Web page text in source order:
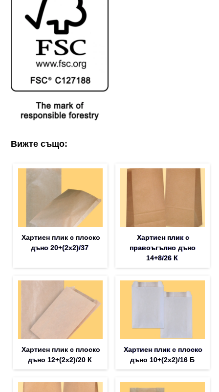
Вижте също:
Хартиен плик с плоско
дъно 20+(2х2)/37
Хартиен плик с
правоъгълно дъно
14+8/26 К
Хартиен плик с плоско
дъно 12+(2х2)/20 К
Хартиен плик с плоско
дъно 10+(2х2)/16 Б